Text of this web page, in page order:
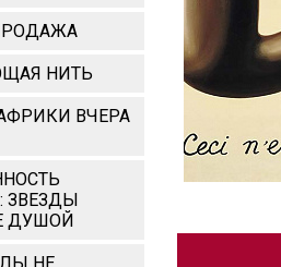
НИТЬ
ВЧЕРА
ЗВЕЗДЫ
ДУШОЙ